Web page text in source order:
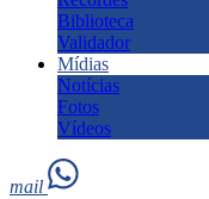
Biblioteca
Validador
Mídias
Notícias
Fotos
Vídeos
mail